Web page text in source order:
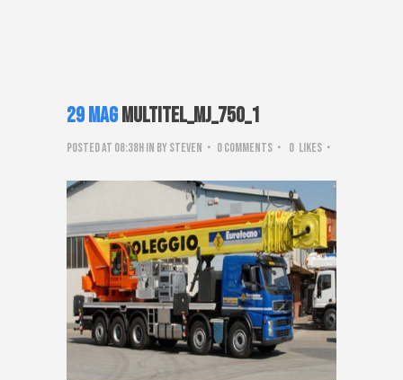
29 MagMultitel_mj_750_1
Posted at 08:38hin by steven 0 Comments 0 Likes